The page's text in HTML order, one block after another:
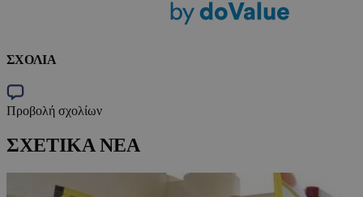
ΣΧΟΛΙΑ
Προβολή σχολίων
ΣΧΕΤΙΚΑ ΝΕΑ